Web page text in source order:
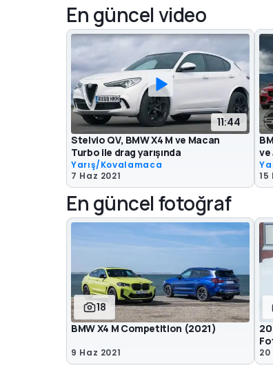
En güncel video
11:44
Stelvio QV, BMW X4 M ve Macan
Turbo ile drag yarışında
Yarış/Kovalamaca
7 Haz 2021
ve
15
En güncel fotoğraf
18
BMW X4 M Competition (2021)
9 Haz 2021 20